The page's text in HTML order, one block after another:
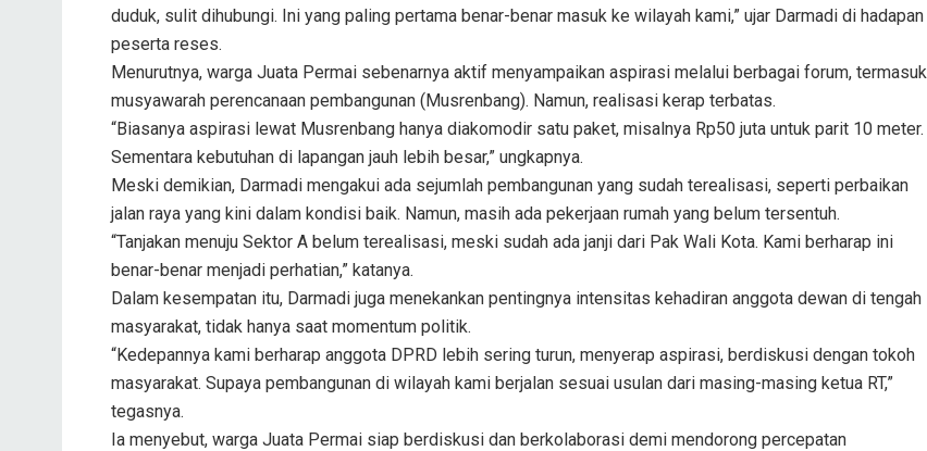
duduk, sulit dihubungi. Ini yang paling pertama benar-benar masuk ke wilayah kami,” ujar Darmadi di hadapan
peserta reses.
Menurutnya, warga Juata Permai sebenarnya aktif menyampaikan aspirasi melalui berbagai forum, termasuk
musyawarah perencanaan pembangunan (Musrenbang). Namun, realisasi kerap terbatas.
“Biasanya aspirasi lewat Musrenbang hanya diakomodir satu paket, misalnya Rp50 juta untuk parit 10 meter.
Sementara kebutuhan di lapangan jauh lebih besar,” ungkapnya.
Meski demikian, Darmadi mengakui ada sejumlah pembangunan yang sudah terealisasi, seperti perbaikan
jalan raya yang kini dalam kondisi baik. Namun, masih ada pekerjaan rumah yang belum tersentuh.
“Tanjakan menuju Sektor A belum terealisasi, meski sudah ada janji dari Pak Wali Kota. Kami berharap ini
benar-benar menjadi perhatian,” katanya.
Dalam kesempatan itu, Darmadi juga menekankan pentingnya intensitas kehadiran anggota dewan di tengah
masyarakat, tidak hanya saat momentum politik.
“Kedepannya kami berharap anggota DPRD lebih sering turun, menyerap aspirasi, berdiskusi dengan tokoh
masyarakat. Supaya pembangunan di wilayah kami berjalan sesuai usulan dari masing-masing ketua RT,”
tegasnya.
Ia menyebut, warga Juata Permai siap berdiskusi dan berkolaborasi demi mendorong percepatan